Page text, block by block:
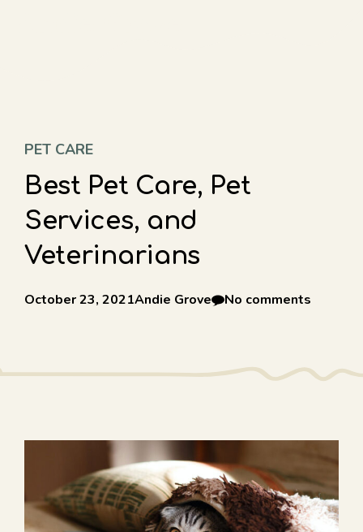
PET CARE
Best Pet Care, Pet
Services, and
Veterinarians
October 23, 2021Andie Grove No comments